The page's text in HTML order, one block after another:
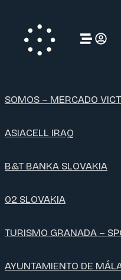
SOMOS – MERCADO
ASIACELL IRAQ
B&T BANKA SLOVAKIA
02 SLOVAKIA
TURISMO GRANADA –
AYUNTAMIENTO DE